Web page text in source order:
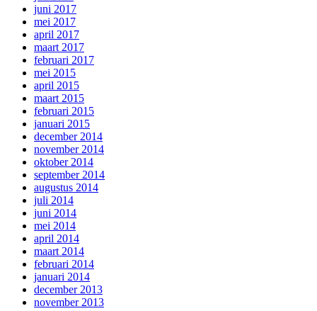
juni 2017
mei 2017
april 2017
maart 2017
februari 2017
mei 2015
april 2015
maart 2015
februari 2015
januari 2015
december 2014
november 2014
oktober 2014
september 2014
augustus 2014
juli 2014
juni 2014
mei 2014
april 2014
maart 2014
februari 2014
januari 2014
december 2013
november 2013